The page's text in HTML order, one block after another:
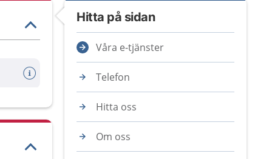
Hitta på sidan
Våra e-tjänster
Telefon
Hitta oss
Om oss